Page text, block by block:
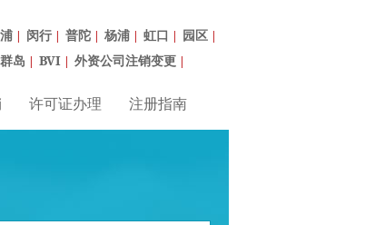
| 闵行 | 普陀 | 杨浦 | 虹口 | 园区 |
岛 | BVI | 外资公司注销变更 |
许可证办理 注册指南